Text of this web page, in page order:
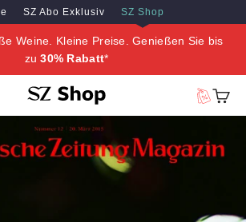
SZ Abo Exklusiv SZ Shop
Weine. Kleine Preise. Genießen Sie bis
zu30% Rabatt*
SZ Erleben